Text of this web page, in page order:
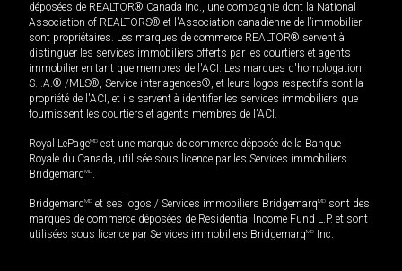
déposées de REALTOR® Canada Inc., une compagnie dont la National
Association of REALTORS® et l'Association canadienne de l’immobilier
sont propriétaires. Les marques de commerce REALTOR® servent à
distinguer les services immobiliers offerts par les courtiers et agents
immobilier en tant que membres de l'ACI. Les marques d'homologation
S.I.A.® /MLS®, Service inter-agences®, et leurs logos respectifs sont la
propriété de l'ACI, et ils servent à identifier les services immobiliers que
fournissent les courtiers et agents membres de l'ACI.
Royal LePageMD est une marque de commerce déposée de la Banque
Royale du Canada, utilisée sous licence par les Services immobiliers
BridgemarqMD.
BridgemarqMD et ses logos / Services immobiliers BridgemarqMD sont des
marques de commerce déposées de Residential Income Fund L.P. et sont
utilisées sous licence par Services immobiliers BridgemarqMD Inc.